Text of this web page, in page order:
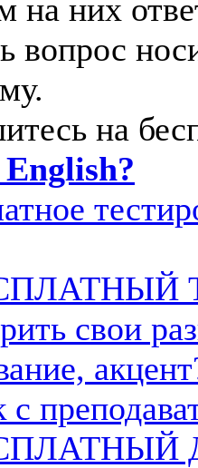
на них
вопрос
на
свои